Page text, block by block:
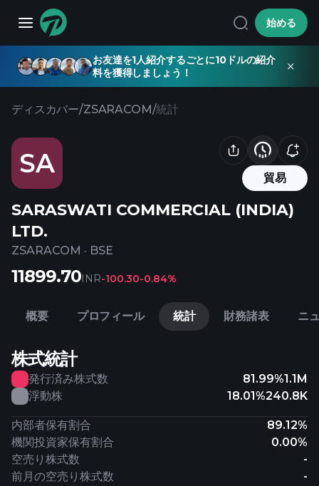
始める
お友達を1人紹介するごとに10ドルの紹介
料を獲得しましょう！
ディスカバー/ZSARACOM/統計
SA 貿易
SARASWATI COMMERCIAL (INDIA)
LTD.
ZSARACOM · BSE
11899.70INR-100.30-0.84%
概要 プロフィール 統計 財務諸表 ニ
株式統計
発行済み株式数 81.99%1.1M
浮動株
18.01%240.8K
内部者保有割合
89.12%
機関投資家保有割合
0.00%
空売り株式数
-
前月の空売り株式数
-